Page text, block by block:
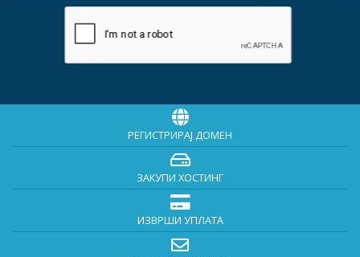
РЕГИСТРИРАЈ ДОМЕН
ЗАКУПИ ХОСТИНГ
ИЗВРШИ УПЛАТА